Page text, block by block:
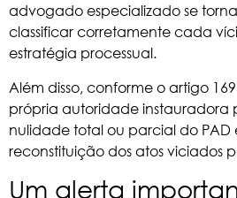
advogado especializado se
classificar corretamente cada
estratégia processual.
Além disso, conforme oartigo
própria autoridade instauradora
nulidade total ou parcial do PAD
reconstituição dos atos viciados
Um alerta